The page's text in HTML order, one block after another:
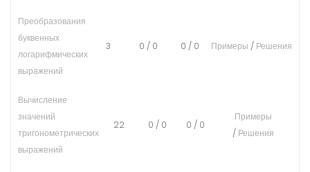
Преобразования
буквенных
логарифмических
выражений
3 0 / 0 0 / 0 Примеры / Решения
Вычисление
значений
тригонометрических
выражений
22 0 / 0 0 / 0
Примеры
/ Решения